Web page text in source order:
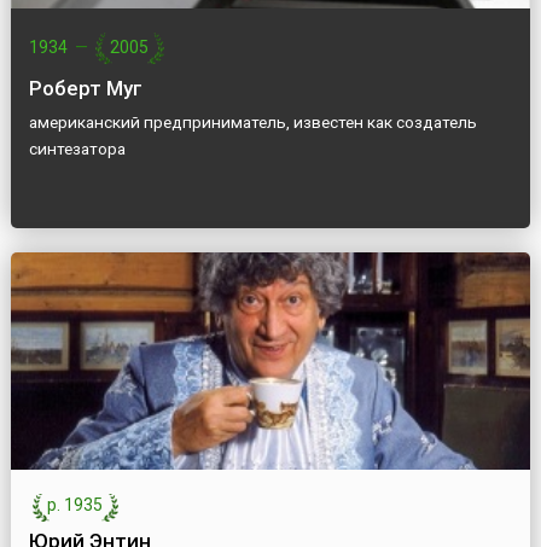
1934 — 2005
Роберт Муг
американский предприниматель, известен как создатель
синтезатора
р. 1935
Юрий Энтин